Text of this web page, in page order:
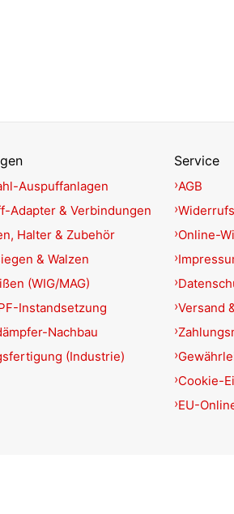
Auspuffanlagen
Adapter & Verbindungen
Halter & Zubehör
& Walzen
(WIG/MAG)
Instandsetzung
Nachbau
(Industrie)
Service
AGB
Online-
Versand
Cookie-
EU-